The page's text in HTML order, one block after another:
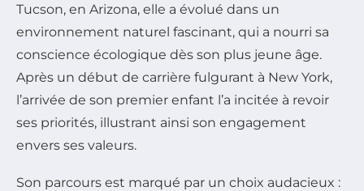
Tucson, en Arizona, elle a évolué dans un
environnement naturel fascinant, qui a nourri sa
conscience écologique dès son plus jeune âge.
Après un début de carrière fulgurant à New York,
l’arrivée de son premier enfant l’a incitée à revoir
ses priorités, illustrant ainsi son engagement
envers ses valeurs.
Son parcours est marqué par un choix audacieux :